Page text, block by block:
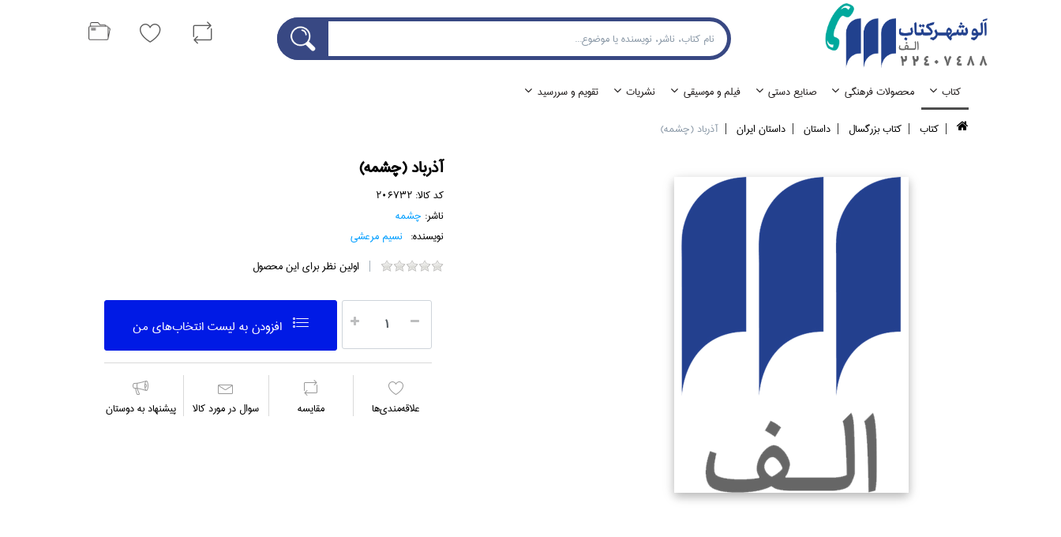
كتاب محصولات فرهنگي صنايع دستي فيلم و موسيقي نشريات
تقويم و سررسيد
كتاب
كتاب بزرگسال داستان داستان ايران آذر‌باد (چشمه)
آذر‌باد (چشمه)
کد کالا: 206732
ناشر: چشمه
نویسنده: نسيم مرعشي
اولین نظر برای این محصول
افزودن به ليست انتخاب‌هاي من
علاقه‌مندي‌ها مقايسه سوال در مورد كالا پیشنهاد به دوستان